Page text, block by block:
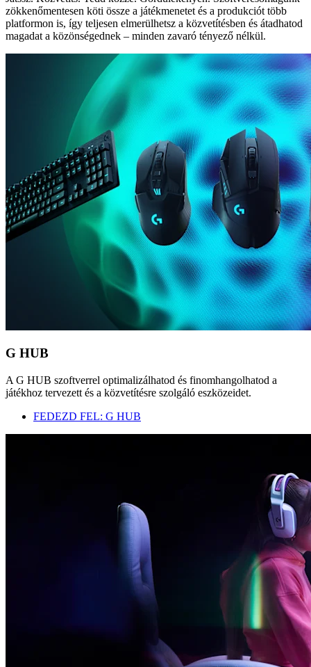
zökkenőmentesen köti össze a játékmenetet és a produkciót több
platformon is, így teljesen elmerülhetsz a közvetítésben és átadhatod
magadat a közönségednek – minden zavaró tényező nélkül.
G HUB
A G HUB szoftverrel optimalizálhatod és finomhangolhatod a
játékhoz tervezett és a közvetítésre szolgáló eszközeidet.
FEDEZD FEL: G HUB